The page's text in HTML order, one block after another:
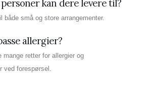
kan dere levere til?
både små og store arrangementer.
allergier?
retter for allergier og
ved forespørsel.